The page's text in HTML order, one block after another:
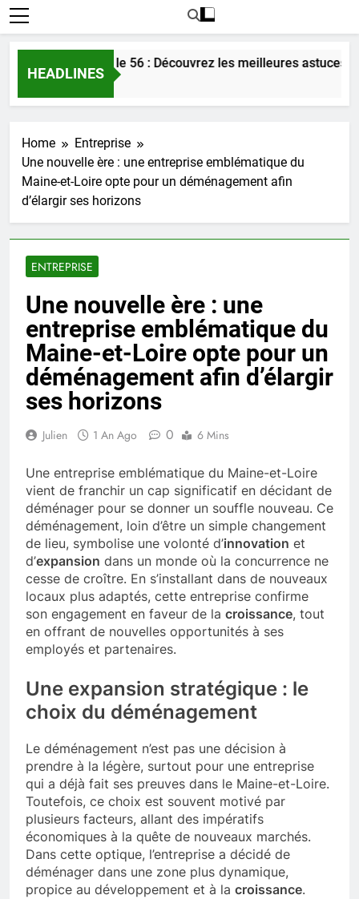
HEADLINES
dans le 56 : Découvrez les meilleures astuces en
Home
Entreprise
Une nouvelle ère : une entreprise emblématique du
Maine-et-Loire opte pour un déménagement afin
d’élargir ses horizons
ENTREPRISE
Une nouvelle ère : une
entreprise emblématique du
Maine-et-Loire opte pour un
déménagement afin d’élargir
ses horizons
Julien 1 An Ago 0 6 Mins
Une entreprise emblématique du Maine-et-Loire
vient de franchir un cap significatif en décidant de
déménager pour se donner un souffle nouveau. Ce
déménagement, loin d’être un simple changement
de lieu, symbolise une volonté d’innovation et
d’expansion dans un monde où la concurrence ne
cesse de croître. En s’installant dans de nouveaux
locaux plus adaptés, cette entreprise confirme
son engagement en faveur de la croissance, tout
en offrant de nouvelles opportunités à ses
employés et partenaires.
Une expansion stratégique : le
choix du déménagement
Le déménagement n’est pas une décision à
prendre à la légère, surtout pour une entreprise
qui a déjà fait ses preuves dans le Maine-et-Loire.
Toutefois, ce choix est souvent motivé par
plusieurs facteurs, allant des impératifs
économiques à la quête de nouveaux marchés.
Dans cette optique, l’entreprise a décidé de
déménager dans une zone plus dynamique,
propice au développement et à la croissance.